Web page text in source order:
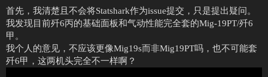
首先，我清楚且不会将Statshark作为issue提交，只是提出疑问。
我发现目前歼6丙的基础面板和气动性能完全套的Mig-19PT/歼6
甲。
我个人的意见，不应该更像Mig19s而非Mig19PT吗，也不可能套
歼6甲，这两机头完全不一样啊？